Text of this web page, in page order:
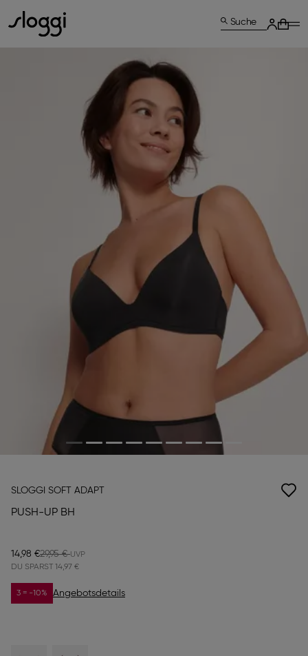
Suche
SLOGGI SOFT ADAPT
PUSH-UP BH
14,98 €29,95 €
DU SPARST 14,97 €
3 = -10% Angebotsdetails